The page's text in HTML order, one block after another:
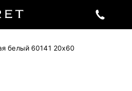
белый 60141 20х60